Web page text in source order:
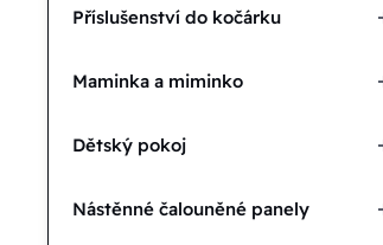
Příslušenství do kočárku
Maminka a miminko
Dětský pokoj
Nástěnné čalouněné panely